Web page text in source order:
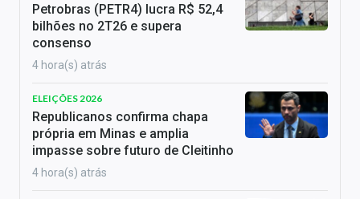
Petrobras (PETR4) lucra R$ 52,4
bilhões no 2T26 e supera
consenso
4 hora(s) atrás
ELEIÇÕES 2026
Republicanos confirma chapa
própria em Minas e amplia
impasse sobre futuro de Cleitinho
4 hora(s) atrás